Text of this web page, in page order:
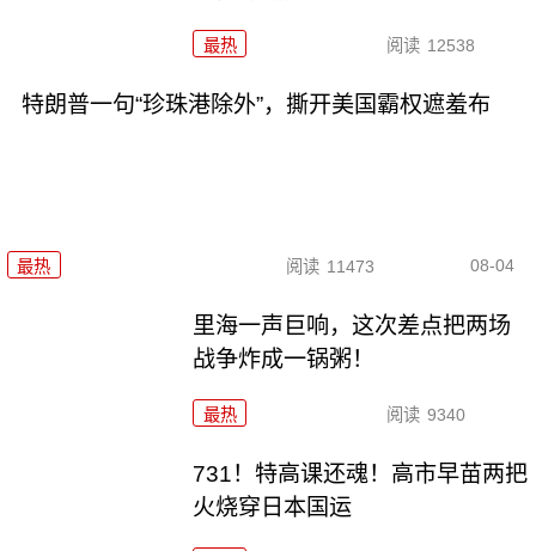
最热 阅读 12538
特朗普一句“珍珠港除外”，撕开美国霸权遮羞布
最热 阅读 11473 08-04
里海一声巨响，这次差点把两场
战争炸成一锅粥！
最热 阅读 9340
731！特高课还魂！高市早苗两把
火烧穿日本国运